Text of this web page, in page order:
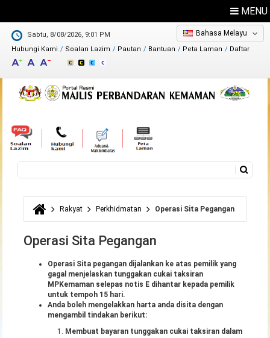
MENU
Sabtu, 8/08/2026, 9:01 PM
Hubungi Kami
Maklum Balas
Direktori
Soalan Lazim Pautan Bantuan Peta Laman Daftar
Bahasa Melayu
Borang carian
Anda di sini
Rakyat Perkhidmatan Operasi Sita Pegangan
Operasi Sita Pegangan
Operasi Sita pegangan dijalankan ke atas pemilik yang
gagal menjelaskan tunggakan cukai taksiran
MPKemaman selepas notis E dihantar kepada pemilik
untuk tempoh 15 hari.
Anda boleh mengelakkan harta anda disita dengan
mengambil tindakan berikut:
Membuat bayaran tunggakan cukai taksiran dalam